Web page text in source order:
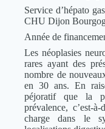
Service d’hépato
CHU Dijon
Année de
Les néoplasies
rares ayant des
nombre de
en 30 ans. En
péjoratif que la
prévalence, c’est-
charge dans le